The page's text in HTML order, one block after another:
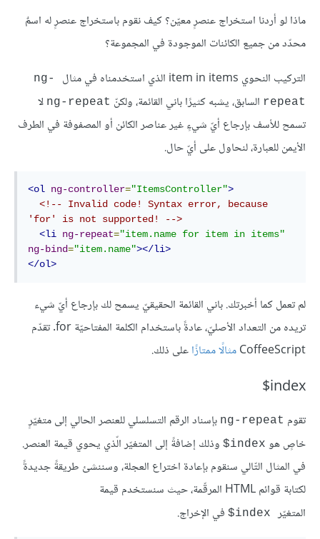
ماذا لو أردنا استخراج عنصرٍ معيّن؟ كيف نقوم باستخراج عنصرٍ له اسمٌ
محدّد من جميع الكائنات الموجودة في المجموعة؟
التركيب النحوي item in items الذي استخدمناه في مثال
ng-
repeat السابق، يشبه كثيرًا باني القائمة، ولكنّ ng-repeat لا
تسمح للأسف بإرجاع أيّ شيءٍ غير عناصر الكائن أو المصفوفة في الطرف
الأيمن للعبارة، لنحاول على أيّ حال.
<ol ng-controller="ItemsController">
<!-- Invalid code! Syntax error, because
'for' is not supported! -->
<li ng-repeat="item.name for item in items"
ng-bind="item.name"></li>
</ol>
لم تعمل كما أخبرتك. باني القائمة الحقيقيّ يسمح لك بإرجاع أيّ شيء
تريده من التعداد الأصليّ، عادةً باستخدام الكلمة المفتاحيّة for. تقدّم
CoffeeScriptمثالًا ممتازًاعلى ذلك.
index$
تقوم ng-repeat بإسناد الرقم التسلسلي للعنصر الحالي إلى متغيّرٍ
خاصٍ هو index$
وذلك إضافةً إلى المتغيّر الّذي يحوي قيمة العنصر.
في المثال التّالي سنقوم بإعادة اختراع العجلة، وسننشئ طريقةً جديدةً
لكتابة قوائم HTML المرقّمة، حيث سنستخدم قيمة
المتغيّر
في الإخراج.